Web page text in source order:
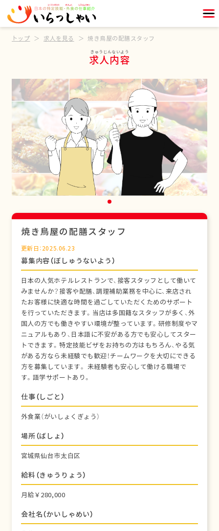
トップ 求人を見る 焼き鳥屋の配膳スタッフ
求人内容
焼き鳥屋の配膳スタッフ
更新日：2025.06.23
募集内容（ぼしゅうないよう）
日本の人気ホテルレストランで、接客スタッフとして働いて
みませんか？接客や配膳、調理補助業務を中心に、来店され
たお客様に快適な時間を過ごしていただくためのサポート
を行っていただきます。当店は多国籍なスタッフが多く、外
国人の方でも働きやすい環境が整っています。研修制度やマ
ニュアルもあり、日本語に不安がある方でも安心してスター
トできます。特定技能ビザをお持ちの方はもちろん、やる気
がある方なら未経験でも歓迎！チームワークを大切にできる
方を募集しています。 未経験者も安心して働ける職場で
す。語学サポートあり。
仕事（しごと）
外食業（がいしょくぎょう）
場所（ばしょ）
宮城県仙台市太白区
給料（きゅうりょう）
月給￥280,000
会社名（かいしゃめい）